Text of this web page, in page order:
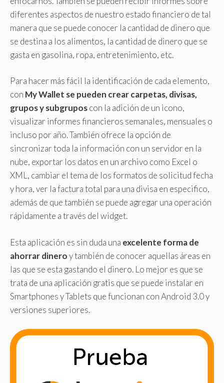
diferentes aspectos de nuestro estado financiero de tal
manera que se puede conocer la cantidad de dinero que
se destina a los alimentos, la cantidad de dinero que se
gasta en gasolina, ropa, entretenimiento, etc.
Para hacer más fácil la identificación de cada elemento,
con My Wallet se pueden crear carpetas, divisas,
grupos y subgruposcon la adición de un icono,
visualizar informes financieros semanales, mensuales o
incluso por año. También ofrece la opción de
sincronizar toda la información con un servidor en la
nube, exportar los datos en un archivo como Excel o
XML, cambiar el tema de los formatos de solicitud fecha
y hora, ver la factura total para una divisa en especifico,
además de que también se puede agregar una operación
rápidamente a través del widget.
Esta aplicación es sin duda una excelente forma de
ahorrar dineroy también de conocer aquellas áreas en
las que se esta gastando el dinero. Lo mejor es que se
trata de una aplicación gratis que se puede instalar en
Smartphones y Tablets que funcionan con Android 3.0 y
versiones superiores.